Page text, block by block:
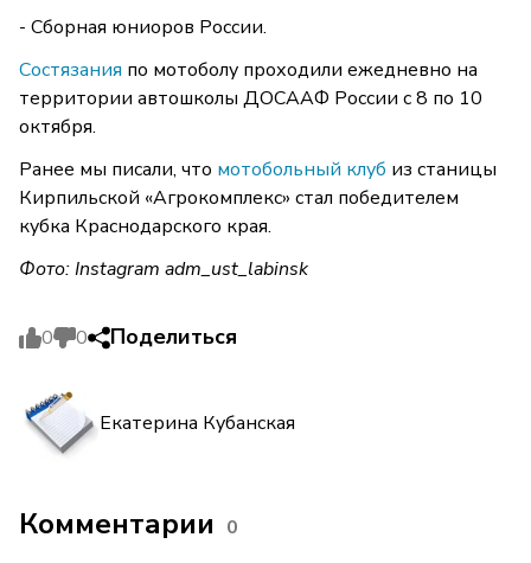
- Сборная юниоров России.
Состязания по мотоболу проходили ежедневно на
территории автошколы ДОСААФ России с 8 по 10
октября.
Ранее мы писали, что мотобольный клуб из станицы
Кирпильской «Агрокомплекс» стал победителем
кубка Краснодарского края.
Фото: Instagram adm_ust_labinsk
0 0 Поделиться
Екатерина Кубанская
Комментарии 0